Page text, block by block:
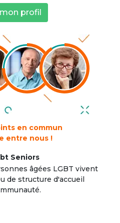
profil
en commun
entre nous !
Seniors
âgées LGBT vivent
de structure d'accueil